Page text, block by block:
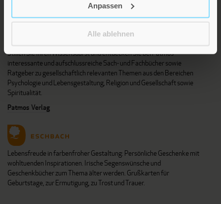
Anpassen
Alle ablehnen
Stillen Sie Ihren Wissensdurst und entdecken Sie bei Patmos
interessante und aufschlussreiche Sach- und Fachbücher sowie
Ratgeber zu gesellschaftlich relevanten Themen aus den Bereichen
Psychologie und Lebensgestaltung, Religion und Gesellschaft sowie
Spiritualität.
Patmos Verlag
Lebensfreude in farbenfroher Gestaltung: Persönliche Geschenke mit
wohltuenden Inspirationen. Irische Segenswünsche und
Geschenkbücher zum Thema älter werden. Grußkarten für
Geburtstage, zur Ermutigung, zu Trost und Trauer.